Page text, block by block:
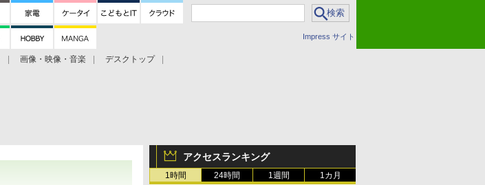
Impress サイト
画像・映像・音楽
デスクトップ
アクセスランキング
1時間 24時間 1週間 1カ月